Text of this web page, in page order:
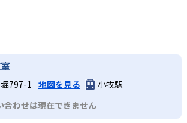
人講師による授業と、日本人講師のみの
するリレーティーチング。日本人講師と
ロティーチングなど、さまざまな指導形
る。
見据えて応用力を身に付けたい人
なる。英語を日本語と同じくらい話せる
リーカンバセーションを行う。大学受験
つ英会話力を養う。
ペアティーチングなどの指導形式には一
式が選べない場合もある。
797-1 地図を見る
小牧駅
合わせは現在できません